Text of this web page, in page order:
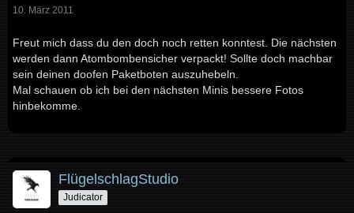
10. März 2011
Freut mich dass du den doch noch retten konntest. Die nächsten
werden dann Atombombensicher verpackt! Sollte doch machbar
sein deinen doofen Paketboten auszuhebeln.
Mal schauen ob ich bei den nächsten Minis bessere Fotos
hinbekomme.
FlügelschlagStudio
Judicator